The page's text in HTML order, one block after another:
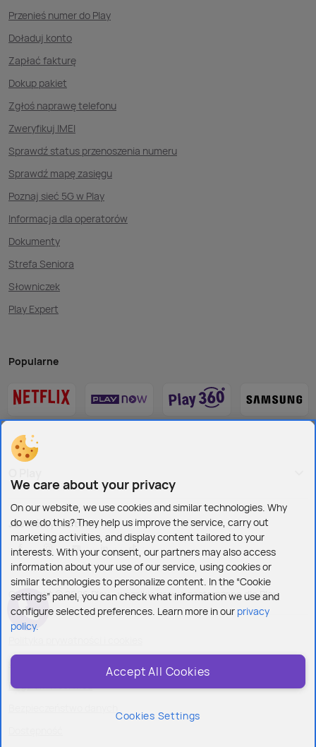
Przenieś numer do Play
Doładuj konto
Zapłać fakturę
Dokup pakiet
Zgłoś naprawę telefonu
Zweryfikuj IMEI
Sprawdź status przenoszenia numeru
Sprawdź mapę zasięgu
Poznaj sieć 5G w Play
Informacja dla operatorów
Dokumenty
Strefa Seniora
Słowniczek
Play Expert
Popularne
Jesteśmy też tu:
Copyright © 2026 Play - wszelkie prawa zastrzeżone dla Play
Ustawienia plików cookies
Regulamin serwisu
We care about your privacy
On our website, we use cookies and similar technologies. Why
do we do this? They help us improve the service, carry out
marketing activities, and display content tailored to your
interests. With your consent, our partners may also access
information about your use of our service, using cookies or
similar technologies to personalize content. In the “Cookie
settings” panel, you can check what information we use and
configure selected preferences. Learn more in our privacy
policy.
Accept All Cookies
Cookies Settings